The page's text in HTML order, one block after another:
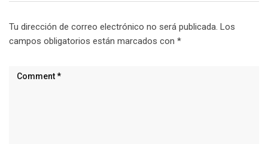
Tu dirección de correo electrónico no será publicada. Los
campos obligatorios están marcados con *